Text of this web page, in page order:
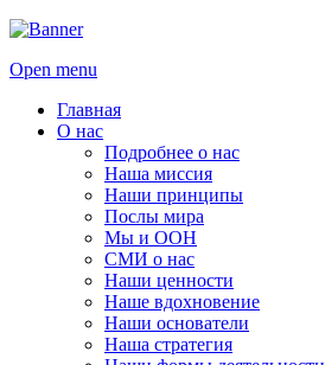
Open menu
Главная
О нас
Подробнее о нас
Наша миссия
Наши принципы
Послы мира
Мы и ООН
СМИ о нас
Наши ценности
Наше вдохновение
Наши основатели
Наша стратегия